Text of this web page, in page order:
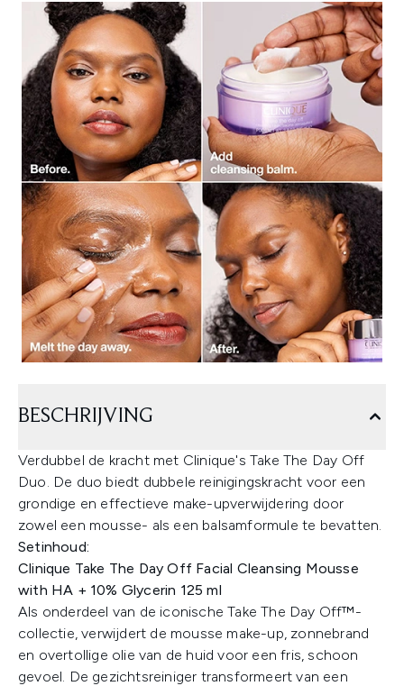
BESCHRIJVING
Verdubbel de kracht met Clinique's Take The Day Off
Duo. De duo biedt dubbele reinigingskracht voor een
grondige en effectieve make-upverwijdering door
zowel een mousse- als een balsamformule te bevatten.
Setinhoud:
Clinique Take The Day Off Facial Cleansing Mousse
with HA + 10% Glycerin 125 ml
Als onderdeel van de iconische Take The Day Off™-
collectie, verwijdert de mousse make-up, zonnebrand
en overtollige olie van de huid voor een fris, schoon
gevoel. De gezichtsreiniger transformeert van een